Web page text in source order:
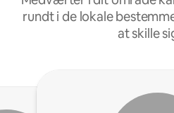
rundt i de lokale
at skille